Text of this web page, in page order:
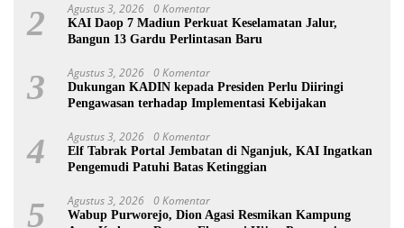
2 Agustus 3, 2026 0 Komentar
KAI Daop 7 Madiun Perkuat Keselamatan Jalur,
Bangun 13 Gardu Perlintasan Baru
3 Agustus 3, 2026 0 Komentar
Dukungan KADIN kepada Presiden Perlu Diiringi
Pengawasan terhadap Implementasi Kebijakan
4 Agustus 3, 2026 0 Komentar
Elf Tabrak Portal Jembatan di Nganjuk, KAI Ingatkan
Pengemudi Patuhi Batas Ketinggian
5 Agustus 3, 2026 0 Komentar
Wabup Purworejo, Dion Agasi Resmikan Kampung